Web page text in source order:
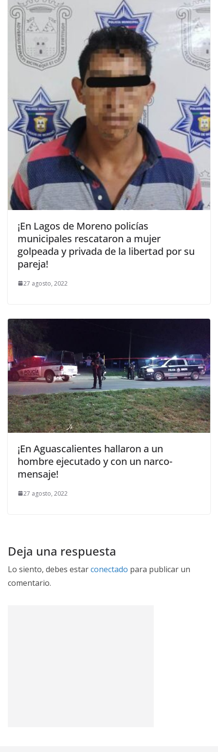
¡En Lagos de Moreno policías
municipales rescataron a mujer
golpeada y privada de la libertad por su
pareja!
27 agosto, 2022
¡En Aguascalientes hallaron a un
hombre ejecutado y con un narco-
mensaje!
27 agosto, 2022
Deja una respuesta
Lo siento, debes estarconectado para publicar un
comentario.